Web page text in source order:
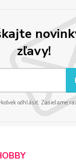
zľavy!
odhlásiť. Zasielame